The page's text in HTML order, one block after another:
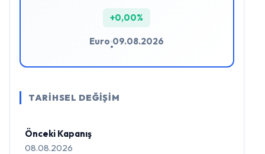
+0,00%
Euro
•
09.08.2026
TARİHSEL DEĞİŞİM
Önceki Kapanış
08.08.2026